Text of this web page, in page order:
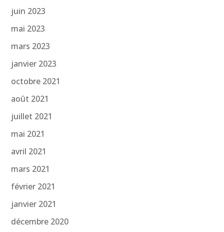
juin 2023
mai 2023
mars 2023
janvier 2023
octobre 2021
août 2021
juillet 2021
mai 2021
avril 2021
mars 2021
février 2021
janvier 2021
décembre 2020